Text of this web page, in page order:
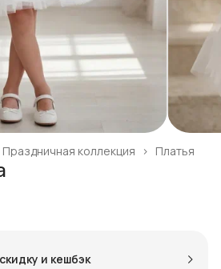
Платья
Праздничная коллекция ›
и кешбэк